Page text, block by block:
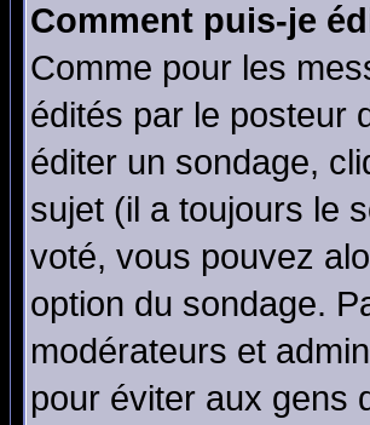
Comment puis-je
Comme pour les
édités par le posteur
éditer un sondage,
sujet (il a toujours le
voté, vous pouvez
option du sondage.
modérateurs et
pour éviter aux gens